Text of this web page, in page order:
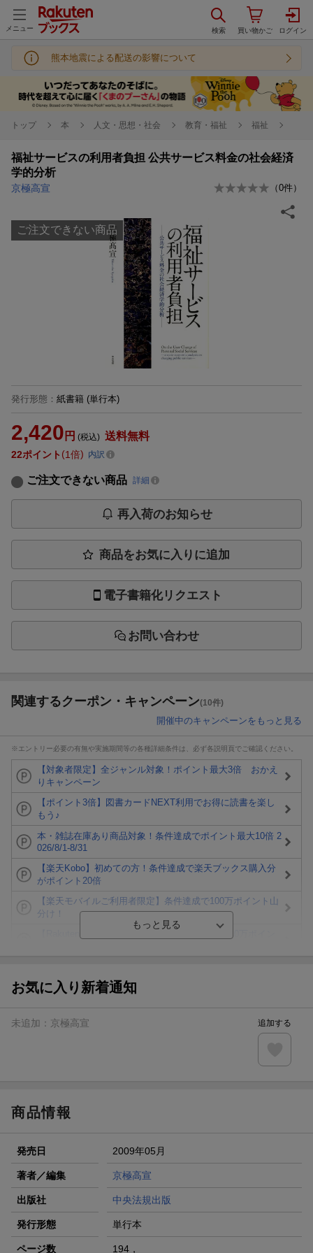
メニュー
熊本地震による配送の影響について
トップ 本 人文・思想・社会 教育・福祉 福祉
福祉サービスの利用者負担 公共サービス料金の社会経済
学的分析
京極高宣 （0件）
ご注文できない商品
発行形態 ： 紙書籍 (単行本)
2,420 円 (税込) 送料無料
22ポイント 1倍 内訳
ご注文できない商品 詳細
再入荷のお知らせ
商品をお気に入りに追加
電子書籍化リクエスト
お問い合わせ
関連するクーポン・キャンペーン(10件)
開催中のキャンペーンをもっと見る
※エントリー必要の有無や実施期間等の各種詳細条件は、必ず各説明頁でご確認ください。
【対象者限定】全ジャンル対象！ポイント最大3倍 おかえ
りキャンペーン
【ポイント3倍】図書カードNEXT利用でお得に読書を楽し
もう♪
本・雑誌在庫あり商品対象！条件達成でポイント最大10倍 2
026/8/1-8/31
【楽天Kobo】初めての方！条件達成で楽天ブックス購入分
がポイント20倍
【楽天モバイルご利用者限定】条件達成で100万ポイント山
分け！
が当たる！
楽天モバイル紹介キャンペーンの拡散で300円OFFクーポン
条件達成で楽天限定・宝塚歌劇 宙組貸切公演ペアチケット
お気に入り新着通知
未追加： 京極高宣 追加する
商品情報
発売日 2009年05月
著者／編集 京極高宣
出版社 中央法規出版
発行形態 単行本
ページ数 194，